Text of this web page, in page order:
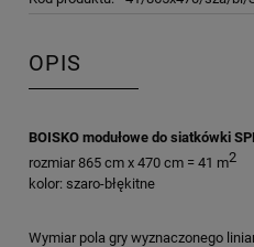
OPIS
BOISKO modułowe do siatkówki
rozmiar 865 cm x 470 cm = 41 m2
kolor: szaro-błękitne
Wymiar pola gry wyznaczonego